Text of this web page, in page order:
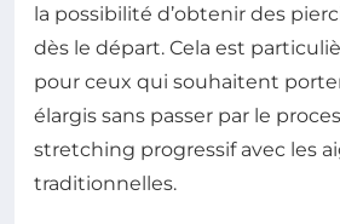
la possibilité d’obtenir des
dès le départ. Cela est
pour ceux qui souhaitent
élargis sans passer par le
stretching progressif avec les
traditionnelles.